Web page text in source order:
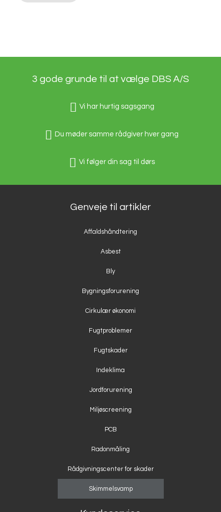
3 gode grunde til at vælge DBS A/S
Vi har hurtig sagsgang
Du møder samme rådgiver hver gang
Vi følger din sag til dørs
Genveje til artikler
Affaldshåndtering
Asbest
Bly
Bygningsforurening
Cirkulær økonomi
Fugtproblemer
Fugtskader
Indeklima
Jordforurening
Miljøscreening
PCB
Radonmåling
Rådgivningscenter for skader
Skimmelsvamp